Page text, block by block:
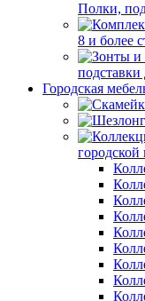
Полки,
8 и более
подставки
Городская
городской